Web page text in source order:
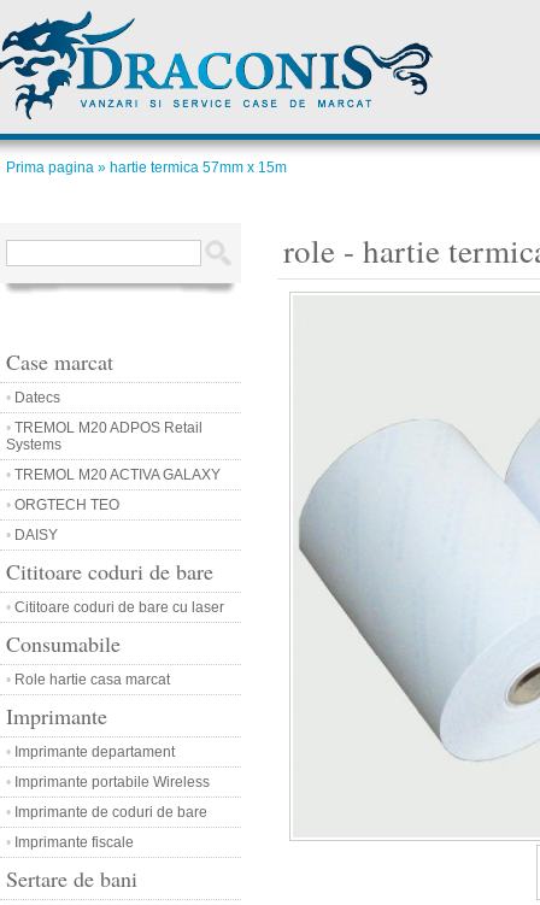
Prima pagina » hartie termica 57mm x 15m
Case marcat
• Datecs
• TREMOL M20 ADPOS Retail
Systems
• TREMOL M20 ACTIVA GALAXY
• ORGTECH TEO
• DAISY
Cititoare coduri de bare
• Cititoare coduri de bare cu laser
Consumabile
• Role hartie casa marcat
Imprimante
• Imprimante departament
• Imprimante portabile Wireless
• Imprimante de coduri de bare
• Imprimante fiscale
Sertare de bani
role - hartie